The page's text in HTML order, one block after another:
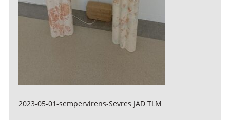
2023-05-01-sempervirens-Sevres JAD TLM